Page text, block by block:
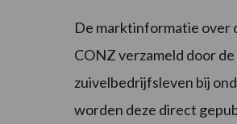
De marktinformatie over
CONZ verzameld door
zuivelbedrijfsleven bij
worden deze direct